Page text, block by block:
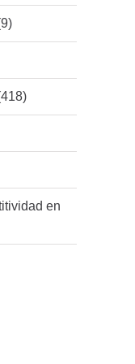
en